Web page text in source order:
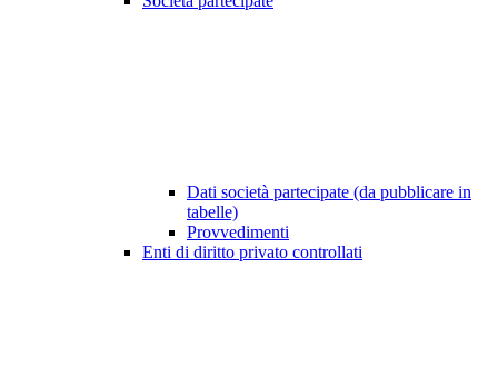
Dati società partecipate (da pubblicare in
tabelle)
Provvedimenti
Enti di diritto privato controllati